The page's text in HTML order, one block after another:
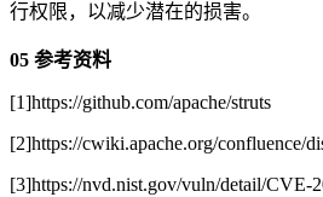
行权限，以减少潜在的损害。
05 参考资料
[1]https://github.com/apache/struts
[2]https://cwiki.apache.org/confluence/
[3]https://nvd.nist.gov/vuln/detail/CVE-